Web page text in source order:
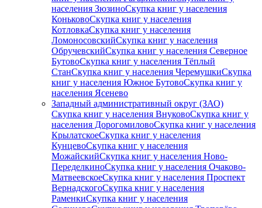
населения ЗюзиноСкупка книг у населения
КоньковоСкупка книг у населения
КотловкаСкупка книг у населения
ЛомоносовскийСкупка книг у населения
ОбручевскийСкупка книг у населения Северное
БутовоСкупка книг у населения Тёплый
СтанСкупка книг у населения ЧеремушкиСкупка
книг у населения Южное БутовоСкупка книг у
населения Ясенево
Западный административный округ (ЗАО)
Скупка книг у населения ВнуковоСкупка книг у
населения ДорогомиловоСкупка книг у населения
КрылатскоеСкупка книг у населения
КунцевоСкупка книг у населения
МожайскийСкупка книг у населения Ново-
ПеределкиноСкупка книг у населения Очаково-
МатвеевскоеСкупка книг у населения Проспект
ВернадскогоСкупка книг у населения
РаменкиСкупка книг у населения